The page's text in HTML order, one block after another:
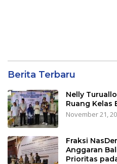
Berita Terbaru
Nelly
Ruang Kelas
November 21,
Fraksi
Anggaran
Prioritas